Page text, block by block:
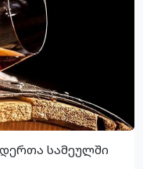
სამეულში